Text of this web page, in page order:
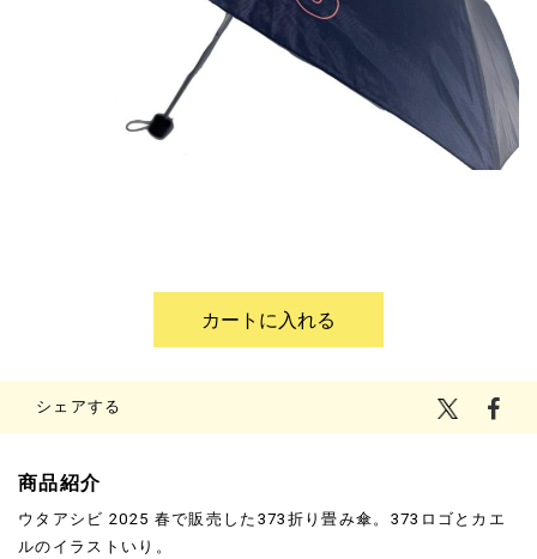
シェアする
商品紹介
ウタアシビ 2025 春で販売した373折り畳み傘。373ロゴとカエ
ルのイラストいり。